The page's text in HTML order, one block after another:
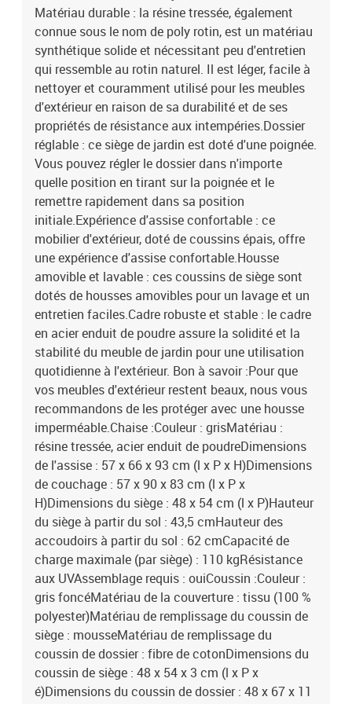
Matériau durable : la résine tressée, également
connue sous le nom de poly rotin, est un matériau
synthétique solide et nécessitant peu d'entretien
qui ressemble au rotin naturel. Il est léger, facile à
nettoyer et couramment utilisé pour les meubles
d'extérieur en raison de sa durabilité et de ses
propriétés de résistance aux intempéries.Dossier
réglable : ce siège de jardin est doté d'une poignée.
Vous pouvez régler le dossier dans n'importe
quelle position en tirant sur la poignée et le
remettre rapidement dans sa position
initiale.Expérience d'assise confortable : ce
mobilier d'extérieur, doté de coussins épais, offre
une expérience d'assise confortable.Housse
amovible et lavable : ces coussins de siège sont
dotés de housses amovibles pour un lavage et un
entretien faciles.Cadre robuste et stable : le cadre
en acier enduit de poudre assure la solidité et la
stabilité du meuble de jardin pour une utilisation
quotidienne à l'extérieur. Bon à savoir :Pour que
vos meubles d'extérieur restent beaux, nous vous
recommandons de les protéger avec une housse
imperméable.Chaise :Couleur : grisMatériau :
résine tressée, acier enduit de poudreDimensions
de l'assise : 57 x 66 x 93 cm (l x P x H)Dimensions
de couchage : 57 x 90 x 83 cm (l x P x
H)Dimensions du siège : 48 x 54 cm (l x P)Hauteur
du siège à partir du sol : 43,5 cmHauteur des
accoudoirs à partir du sol : 62 cmCapacité de
charge maximale (par siège) : 110 kgRésistance
aux UVAssemblage requis : ouiCoussin :Couleur :
gris foncéMatériau de la couverture : tissu (100 %
polyester)Matériau de remplissage du coussin de
siège : mousseMatériau de remplissage du
coussin de dossier : fibre de cotonDimensions du
coussin de siège : 48 x 54 x 3 cm (l x P x
é)Dimensions du coussin de dossier : 48 x 67 x 11